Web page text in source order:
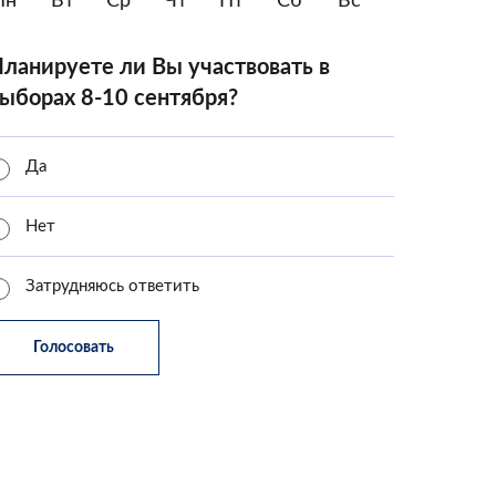
ли Вы участвовать в
8-10 сентября?
Да
Нет
Затрудняюсь ответить